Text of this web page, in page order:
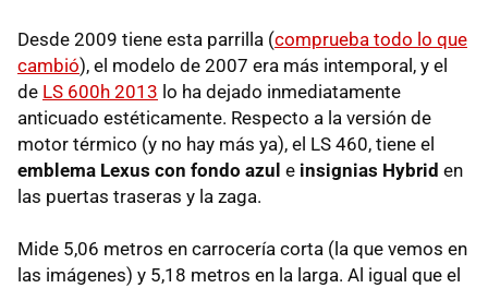
Desde 2009 tiene esta parrilla (comprueba todo lo que
cambió), el modelo de 2007 era más intemporal, y el
de LS 600h 2013 lo ha dejado inmediatamente
anticuado estéticamente. Respecto a la versión de
motor térmico (y no hay más ya), el LS 460, tiene el
emblema Lexus con fondo azul e insignias Hybrid en
las puertas traseras y la zaga.
Mide 5,06 metros en carrocería corta (la que vemos en
las imágenes) y 5,18 metros en la larga. Al igual que el